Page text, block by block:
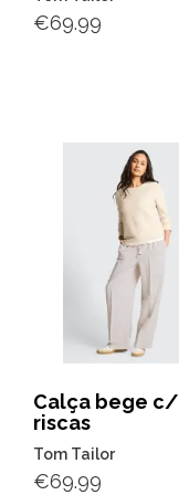
€69.99
Calça bege c/
riscas
Tom Tailor
€69.99